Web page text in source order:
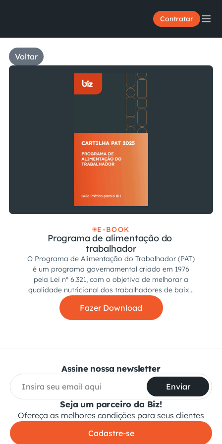
Contratar
Voltar
E-BOOK
Programa de alimentação do
trabalhador
O Programa de Alimentação do Trabalhador (PAT)
é um programa governamental criado em 1976
pela Lei nº 6.321, com o objetivo de melhorar a
qualidade nutricional dos trabalhadores de baixa
Fazer Download
Assine nossa newsletter
Enviar
Seja um parceiro da Biz!
Ofereça as melhores condições para seus clientes
Cadastre-se